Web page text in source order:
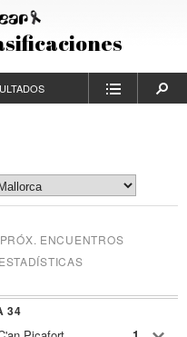
PRÓX. ENCUENTROS
ESTADÍSTICAS
34